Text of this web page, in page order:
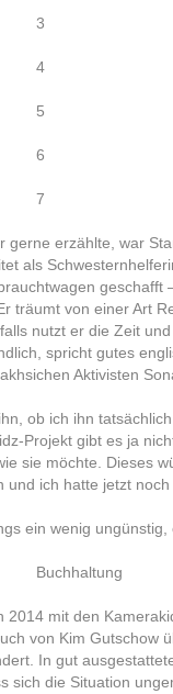
3
4
5
6
7
gerne erzählte, war
als
träumt von einer Art
nutzt er die Zeit
spricht gutes
Aktivisten
ob ich ihn
Projekt gibt es ja
sie möchte. Dieses
und ich hatte jetzt
ein wenig
Buchhaltung
2014 mit den
von Kim Gutschow
In gut
sich die Situation